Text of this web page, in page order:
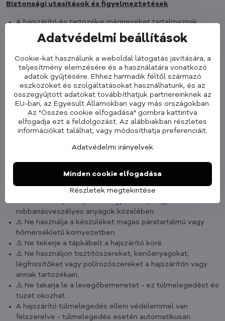
Biztonsági utasítások és figyelmeztetések
A hajszárító és tartozékai mágneseket tartalmaznak.
Tartsa távol azokat beültetett orvostechnikai
eszközökkel (pl. pacemaker, defibrillátor) rendelkező
személyektől, mivel a mágneses mezők befolyásolhatják
működésüket.
⚠️ Ne használja a hajszárítót fürdőkád, zuhanyzó,
úszómedence vagy más vizet tartalmazó edény
közelében.
⚠️ Ne tisztítsa a hajszárítót vízzel vagy más folyadékkal.
⚠️ Ne használja a hajszárítót, ha vízbe merítették.
⚠️ Ne engedje, hogy gyermekek felnőtt felügyelete nélkül
⚠️ Ne javítsa, ne szedje szét és ne cserélje ki az
⚠️ Ne használja a készüléket, ha a tápkábel vagy a
⚠️ Ne érintse meg a csatlakozódugót nedves kézzel.
robbanásveszélyes anyagok közelében.
⚠️ Ne használja a készüléket magas páratartalmú vagy
hőmérsékletű környezetben.
⚠️ Ne tekerje a tápkábelt a hajszárító köré.
⚠️ Ne használjon tisztítószereket, kenőanyagokat,
légfrissítőket vagy polírozószereket a hajszárítón vagy
annak tartozékain.
⚠️ Ne takarja le a levegőbemenetet - ez túlmelegedést és
tüzet okozhat.
A hajszárító túlmelegedés elleni védelemmel van
felszerelve - túlmelegedés esetén automatikusan
Adatvédelmi beállítások
Cookie-kat használunk a weboldal látogatás javítására, a
teljesítmény elemzésére és a használatára vonatkozó
adatok gyűjtésére. Ehhez harmadik féltől származó
eszközöket és szolgáltatásokat használhatunk, és az
összegyűjtött adatokat továbbíthatjuk partnereinknek az
EU-ban, az Egyesült Államokban vagy más országokban.
Az "Összes cookie elfogadása" gombra kattintva
elfogadja ezt a feldolgozást. Az alábbiakban részletes
információkat találhat, vagy módosíthatja preferenciáit.
Adatvédelmi irányelvek
Részletek megtekintése
Minden cookie elfogadása